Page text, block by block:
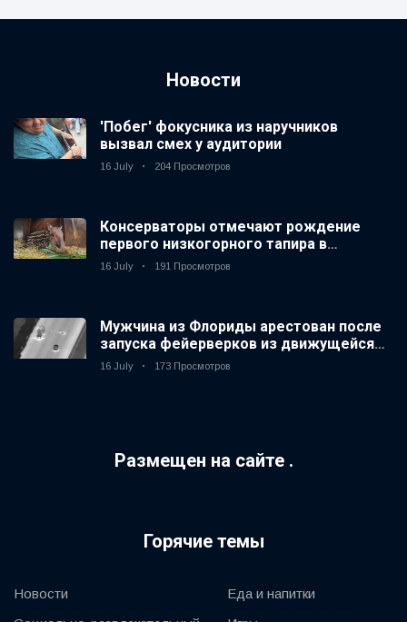
Новости
'Побег' фокусника из наручников
вызвал смех у аудитории
16 July 204 Просмотров
Консерваторы отмечают рождение
первого низкогорного тапира в
зоопарке Великобритании за 14 лет
16 July 191 Просмотров
Мужчина из Флориды арестован после
запуска фейерверков из движущейся
машины
16 July 173 Просмотров
Размещен на сайте .
Горячие темы
Новости
Еда и напитки